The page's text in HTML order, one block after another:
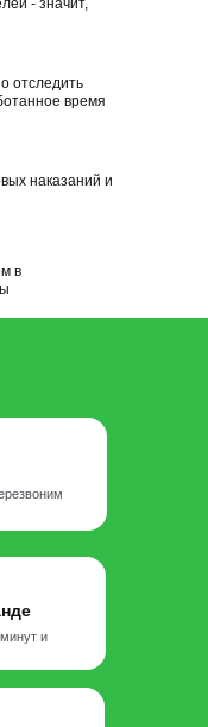
отследить
время
наказаний и
в
и